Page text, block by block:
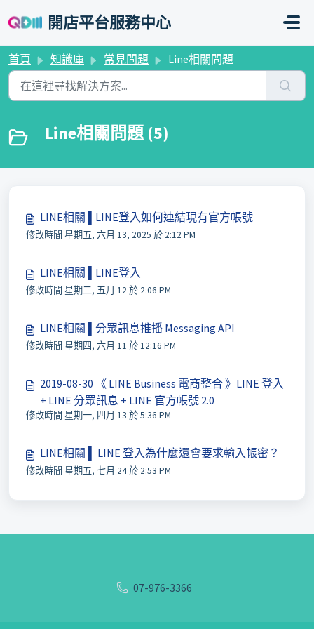
開店平台服務中心
首頁 知識庫 常見問題 Line相關問題
Line相關問題 (5)
LINE相關 ▌LINE登入如何連結現有官方帳號
修改時間 星期五, 六月 13, 2025 於 2:12 PM
LINE相關 ▌LINE登入
修改時間 星期二, 五月 12 於 2:06 PM
LINE相關 ▌分眾訊息推播 Messaging API
修改時間 星期四, 六月 11 於 12:16 PM
2019-08-30 《 LINE Business 電商整合 》LINE 登入
+ LINE 分眾訊息 + LINE 官方帳號 2.0
修改時間 星期一, 四月 13 於 5:36 PM
LINE相關 ▌ LINE 登入為什麼還會要求輸入帳密？
修改時間 星期五, 七月 24 於 2:53 PM
07-976-3366